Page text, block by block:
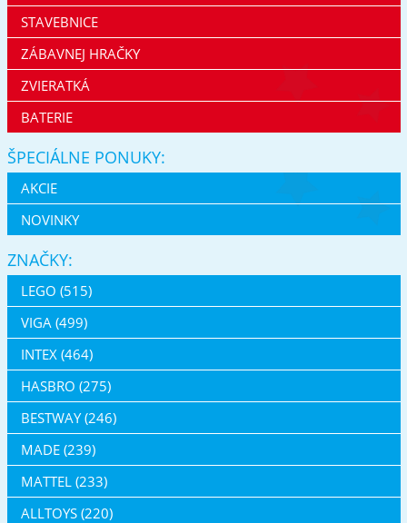
STAVEBNICE
ZÁBAVNEJ HRAČKY
ZVIERATKÁ
BATERIE
ŠPECIÁLNE PONUKY:
AKCIE
NOVINKY
ZNAČKY:
LEGO (515)
VIGA (499)
INTEX (464)
HASBRO (275)
BESTWAY (246)
MADE (239)
MATTEL (233)
ALLTOYS (220)